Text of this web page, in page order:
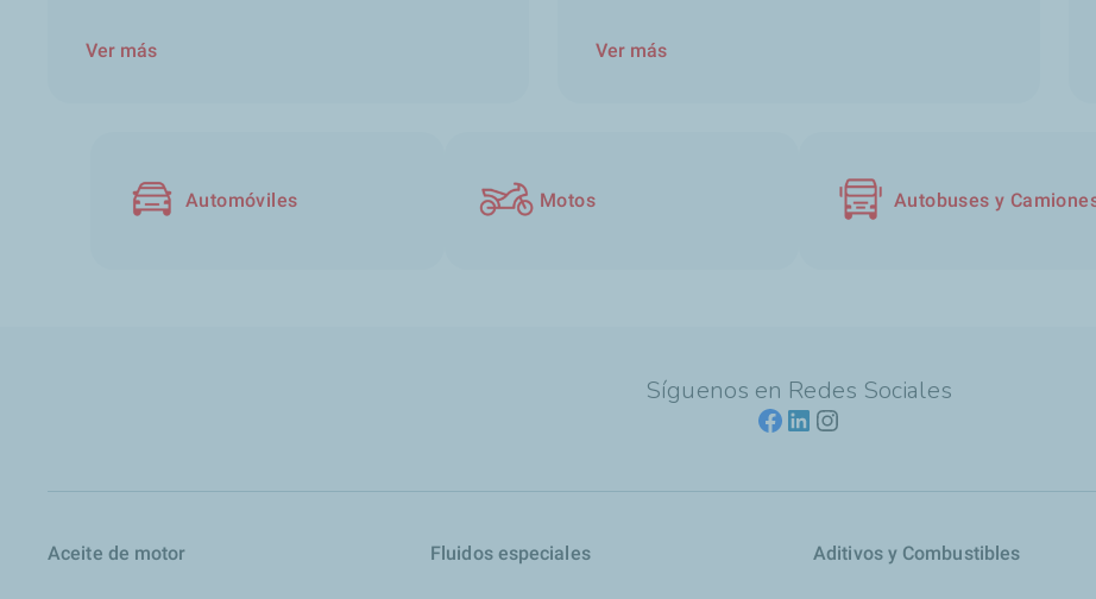
Ver más Ver más
Automóviles Motos Autobuses y
Síguenos en Redes Sociales
Aceite de motor Fluidos especiales Aditivos y Combustibles